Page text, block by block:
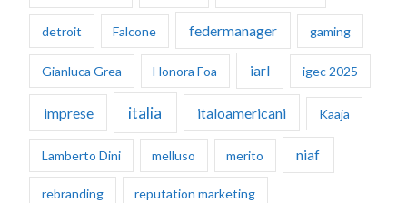
detroit Falcone federmanager gaming
Gianluca Grea Honora Foa iarl igec 2025
imprese italia italoamericani Kaaja
Lamberto Dini melluso merito niaf
rebranding reputation marketing